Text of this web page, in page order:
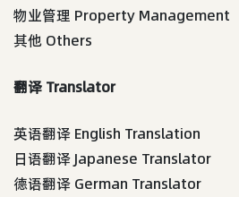
物业管理 Property Management
其他 Others
翻译 Translator
英语翻译 English Translation
日语翻译 Japanese Translator
德语翻译 German Translator